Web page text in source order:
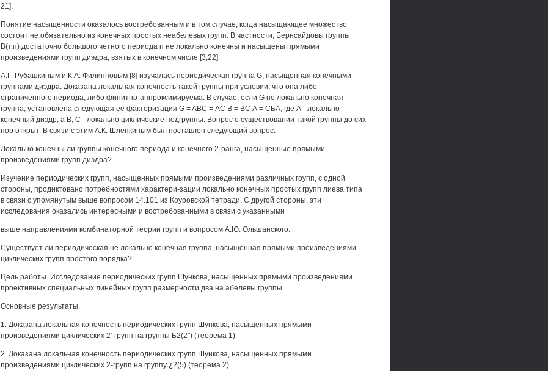
21].
Понятие насыщенности оказалось востребованным и в том случае, когда насыщающее множество
состоит не обязательно из конечных простых неабелевых групп. В частности, Бернсайдовы группы
В(т,п) достаточно большого четного периода п не локально конечны и насыщены прямыми
произведениями групп диэдра, взятых в конечном числе [3,22].
А.Г. Рубашкиным и К.А. Филипповым [8] изучалась периодическая группа G, насыщенная конечными
группами диэдра. Доказана локальная конечность такой группы при условии, что она либо
ограниченного периода, либо финитно-аппроксимируема. В случае, если G не локально конечная
группа, установлена следующая её факторизация G = ABC = АС В = ВС А = СБА, где А - локально
конечный диэдр, а В, С - локально циклические подгруппы. Вопрос о существовании такой группы до сих
пор открыт. В связи с этим А.К. Шлепкиным был поставлен следующий вопрос:
Локально конечны ли группы конечного периода и конечного 2-ранга, насыщенные прямыми
произведениями групп диэдра?
Изучение периодических групп, насыщенных прямыми произведениями различных групп, с одной
стороны, продиктовано потребностями характери-зации локально конечных простых групп лиева типа
в связи с упомянутым выше вопросом 14.101 из Коуровской тетради. С другой стороны, эти
исследования оказались интересными и востребованными в связи с указанными
выше направлениями комбинаторной теории групп и вопросом А.Ю. Ольшанского:
Существует ли периодическая не локально конечная группа, насыщенная прямыми произведениями
циклических групп простого порядка?
Цель работы. Исследование периодических групп Шункова, насыщенных прямыми произведениями
проективных специальных линейных групп размерности два на абелевы группы.
Основные результаты.
1. Доказана локальная конечность периодических групп Шункова, насыщенных прямыми
произведениями циклических 2'-групп на группы Ь2(2") (теорема 1).
2. Доказана локальная конечность периодических групп Шункова, насыщенных прямыми
произведениями циклических 2-групп на группу ¿2(5) (теорема 2).